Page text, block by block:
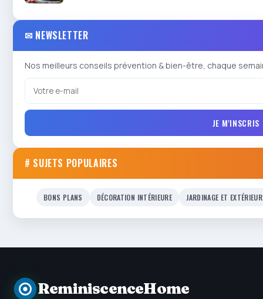
✉ NEWSLETTER
Nos meilleurs conseils prévention & bien-être, chaque
JE M'INSCRIS
# SUJETS POPULAIRES
BONS PLANS DÉCORATION INTÉRIEURE JARDINAGE ET EXTÉRIEUR
ReminiscenceHome